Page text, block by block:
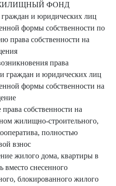
ФОНД
и юридических лиц
формы собственности по
права собственности на
права
граждан и юридических лиц
формы собственности на
собственности на
жилищно-строительного,
полностью
взнос
жилого дома, квартиры в
вместо снесенного
блокированного жилого